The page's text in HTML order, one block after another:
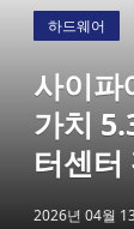
하드웨어
사이파
가치
터센터
2026년 04월